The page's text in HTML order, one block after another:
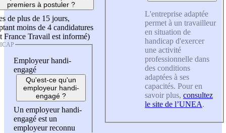
premiers à postuler ?
de plus de 15 jours,
moins de 4 candidatures
France Travail est informé)
Employeur handi-
engagé
Qu'est-ce qu'un
employeur handi-
engagé ?
Un employeur handi-
engagé est un
employeur reconnu
L'entreprise adaptée
permet à un travailleur
en situation de
handicap d'exercer
une activité
professionnelle dans
des conditions
adaptées à ses
capacités. Pour en
savoir plus, consultez
le site de l’UNEA.